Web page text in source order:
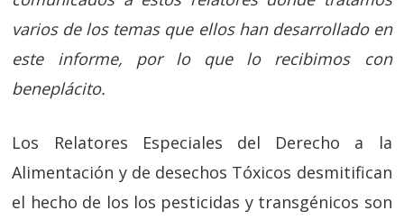
varios de los temas que ellos han desarrollado en
este informe, por lo que lo recibimos con
beneplácito.
Los Relatores Especiales del Derecho a la
Alimentación y de desechos Tóxicos desmitifican
el hecho de los los pesticidas y transgénicos son